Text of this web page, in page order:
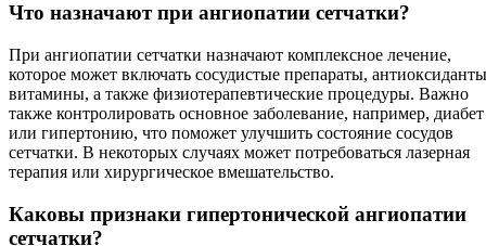
Что назначают при ангиопатии сетчатки?
При ангиопатии сетчатки назначают комплексное лечение,
которое может включать сосудистые препараты,
витамины, а также физиотерапевтические процедуры. Важно
также контролировать основное заболевание, например, диабет
или гипертонию, что поможет улучшить состояние сосудов
сетчатки. В некоторых случаях может потребоваться лазерная
терапия или хирургическое вмешательство.
Каковы признаки гипертонической ангиопатии
сетчатки?